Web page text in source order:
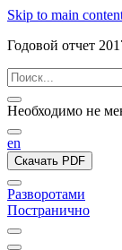
Skip to main
Годовой отчет
Необходимо не
en
Скачать PDF
Разворотами
Постранично